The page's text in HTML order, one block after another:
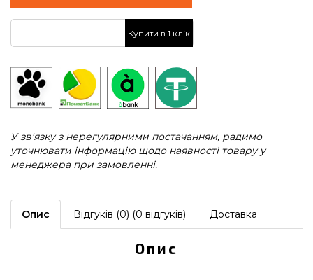
Купити в 1 клік
У зв'язку з нерегулярними постачанням, радимо
уточнювати інформацію щодо наявності товару у
менеджера при замовленні.
Опис Відгуків (0) (0 відгуків) Доставка
Опис